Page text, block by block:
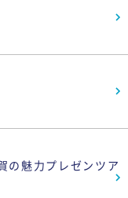
の魅力プレゼンツア